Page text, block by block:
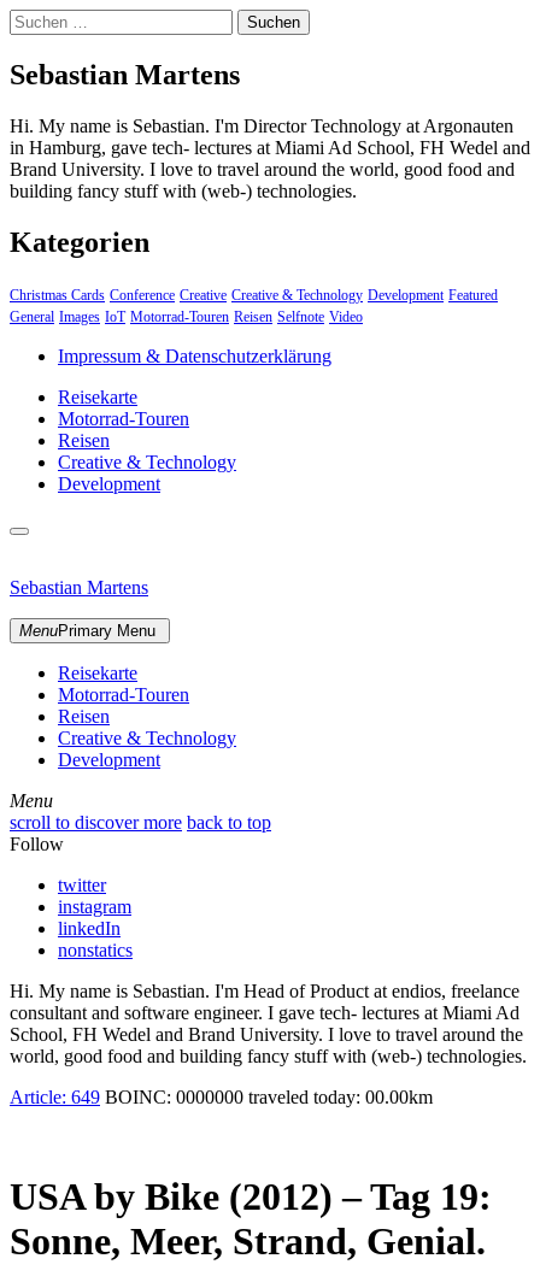
Suchen
nach:
Sebastian Martens
Hi. My name is Sebastian. I'm Director Technology at Argonauten
in Hamburg, gave tech- lectures at Miami Ad School, FH Wedel and
Brand University. I love to travel around the world, good food and
building fancy stuff with (web-) technologies.
Kategorien
Christmas Cards Conference Creative Creative & Technology Development Featured
General Images IoT Motorrad-Touren Reisen Selfnote Video
Impressum & Datenschutzerklärung
Reisekarte
Motorrad-Touren
Reisen
Creative & Technology
Development
close
content
Sebastian Martens
MenuPrimary Menu
Reisekarte
Motorrad-Touren
Reisen
Creative & Technology
Development
Menu
Menu
scroll to discover more back to top
Follow
twitter
instagram
linkedIn
nonstatics
Hi. My name is Sebastian. I'm Head of Product at endios, freelance
consultant and software engineer. I gave tech- lectures at Miami Ad
School, FH Wedel and Brand University. I love to travel around the
world, good food and building fancy stuff with (web-) technologies.
Article: 649 BOINC: 0000000 traveled today: 00.00km
USA by Bike (2012) – Tag 19:
Sonne, Meer, Strand, Genial.